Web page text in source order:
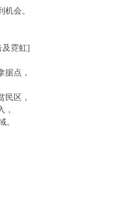
机会。
及霓虹]
据点，
民区，
，
。